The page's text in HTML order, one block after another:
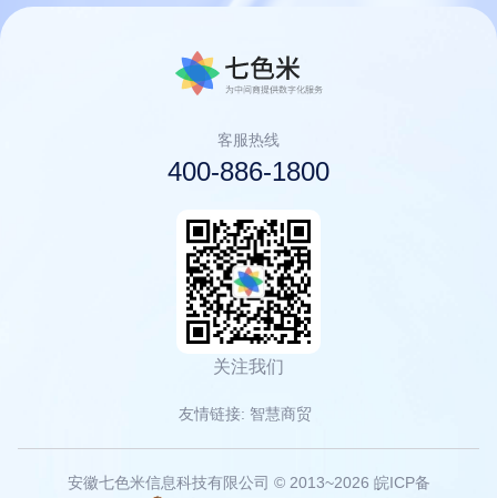
客服热线
400-886-1800
关注我们
友情链接: 智慧商贸
安徽七色米信息科技有限公司 © 2013~2026 皖ICP备